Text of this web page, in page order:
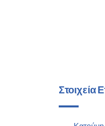
Στοιχεία